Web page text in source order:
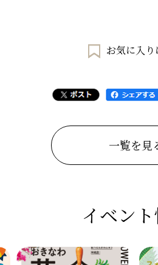
お気に入り
一覧を見
イベン